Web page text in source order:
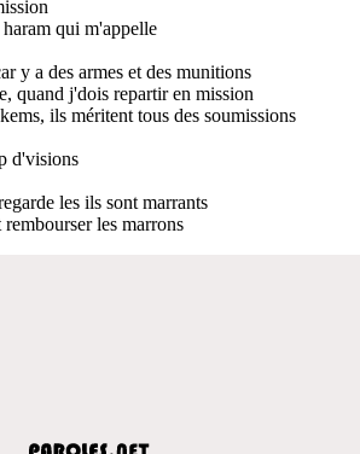
qui m'appelle
y a des armes et des munitions
quand j'dois repartir en mission
ils méritent tous des soumissions
d'visions
les ils sont marrants
les marrons